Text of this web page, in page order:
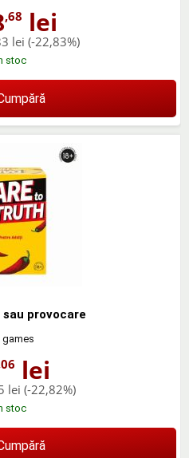
,68 lei
lei (-22,83%)
stoc
provocare
games
lei
lei (-22,82%)
stoc